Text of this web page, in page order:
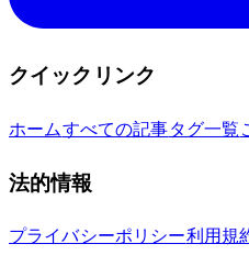
クイックリンク
ホームすべての記事タグ一覧
法的情報
プライバシーポリシー利用規